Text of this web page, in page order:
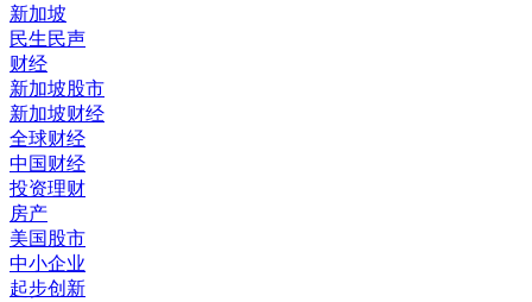
新加坡
民生民声
财经
新加坡股市
新加坡财经
全球财经
中国财经
投资理财
房产
美国股市
中小企业
起步创新